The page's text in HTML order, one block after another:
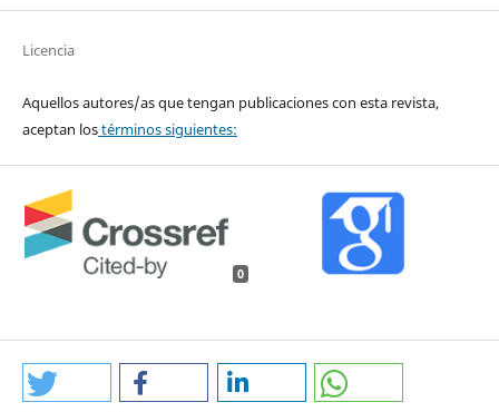
Licencia
Aquellos autores/as que tengan publicaciones con esta revista,
aceptan lostérminos siguientes:
0